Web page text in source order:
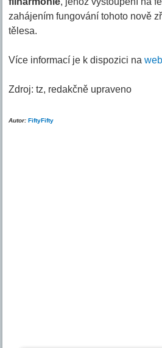
zahájením fungování tohoto nově
tělesa.
Více informací je k dispozici na
Zdroj: tz, redakčně upraveno
Autor:FiftyFifty